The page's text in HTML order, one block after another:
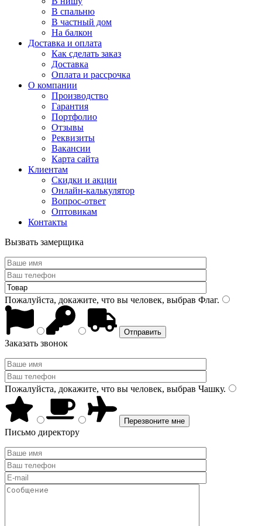
В спальню
В частный дом
На балкон
Доставка и оплата
Как сделать заказ
Доставка
Оплата и рассрочка
О компании
Производство
Гарантия
Портфолио
Отзывы
Реквизиты
Вакансии
Карта сайта
Клиентам
Скидки и акции
Онлайн-калькулятор
Вопрос-ответ
Оптовикам
Контакты
Вызвать замерщика
Пожалуйста, докажите, что вы человек, выбрав Флаг.
Заказать звонок
Пожалуйста, докажите, что вы человек, выбрав Чашку.
Письмо директору